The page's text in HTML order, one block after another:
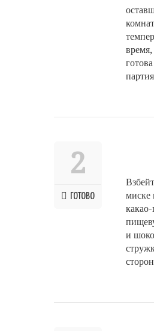
время,
2
ГОТОВО
миске
и